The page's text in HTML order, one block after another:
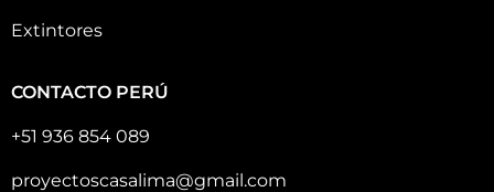
Extintores
CONTACTO PERÚ
+51 936 854 089
proyectoscasalima@gmail.com